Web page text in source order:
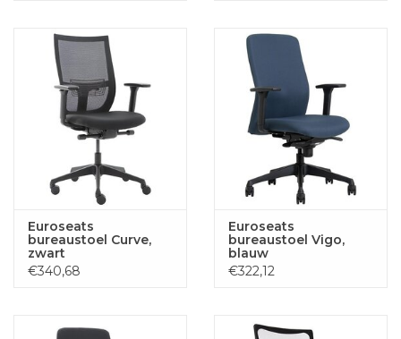
Euroseats
bureaustoel Curve,
zwart
€340,68
Euroseats
bureaustoel Vigo,
blauw
€322,12